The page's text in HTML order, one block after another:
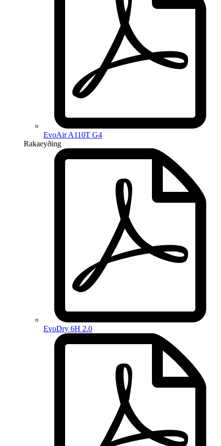
EvoAir A110T G4
Rakaeyðing
EvoDry 6H 2.0